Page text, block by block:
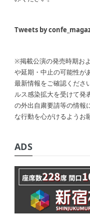
Tweets by
※掲載公演の発売時期お
や延期・中止の可能性が
最新情報をご確認くださ
ルス感染拡大を受けて発
の外出自粛要請等の情報
な行動を心がけるようお
ADS